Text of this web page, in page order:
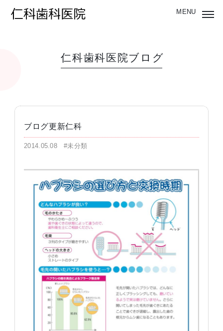
仁科歯科医院ブログ
ブログ更新仁科
2014.05.08#未分類